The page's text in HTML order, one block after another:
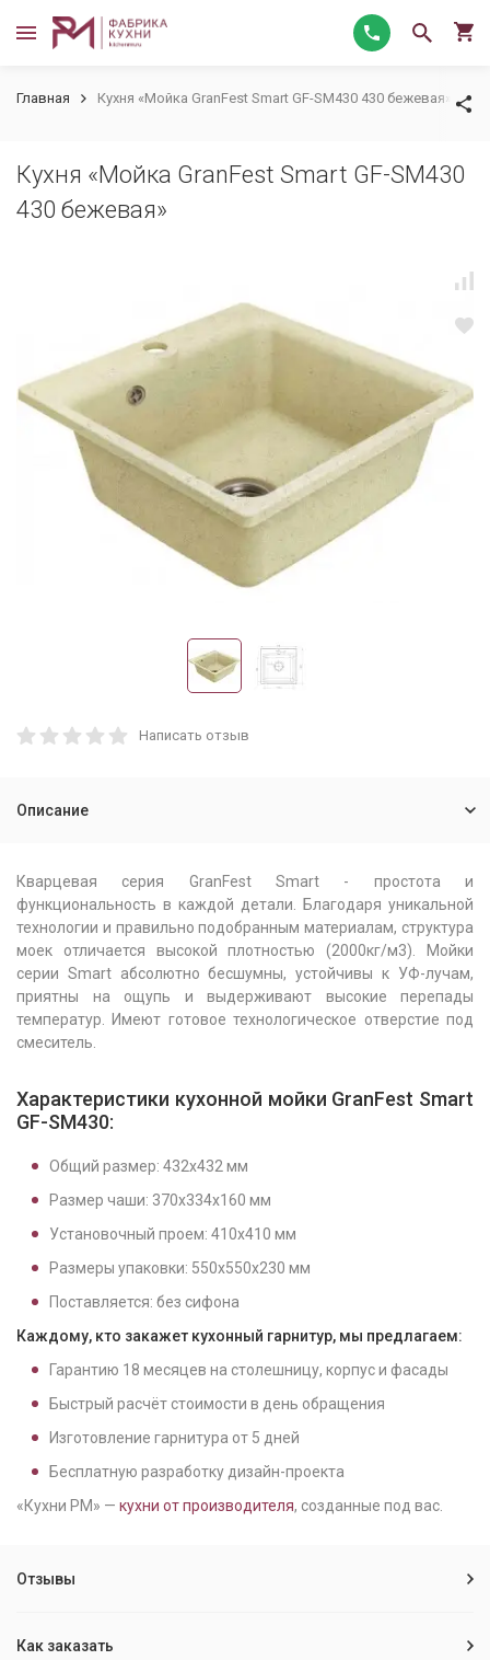
Главная Кухня «Мойка GranFest Smart GF-SM430 430 бежевая»
Кухня «Мойка GranFest Smart GF-SM430
430 бежевая»
Написать отзыв
Описание
Кварцевая серия GranFest Smart - простота и
функциональность в каждой детали. Благодаря уникальной
технологии и правильно подобранным материалам, структура
моек отличается высокой плотностью (2000кг/м3). Мойки
серии Smart абсолютно бесшумны, устойчивы к УФ-лучам,
приятны на ощупь и выдерживают высокие перепады
температур. Имеют готовое технологическое отверстие под
смеситель.
Характеристики кухонной мойки GranFest Smart
GF-SM430:
Общий размер: 432х432 мм
Размер чаши: 370х334x160 мм
Установочный проем: 410х410 мм
Размеры упаковки: 550х550х230 мм
Поставляется: без сифона
Каждому, кто закажет кухонный гарнитур, мы предлагаем:
Гарантию 18 месяцев на столешницу, корпус и фасады
Быстрый расчёт стоимости в день обращения
Изготовление гарнитура от 5 дней
Бесплатную разработку дизайн-проекта
«Кухни РМ» — кухни от производителя, созданные под вас.
Отзывы
Как заказать